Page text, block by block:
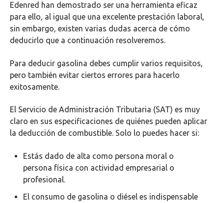
Edenred han demostrado ser una herramienta eficaz
para ello, al igual que una excelente prestación laboral,
sin embargo, existen varias dudas acerca de cómo
deducirlo que a continuación resolveremos.
Para deducir gasolina debes cumplir varios requisitos,
pero también evitar ciertos errores para hacerlo
exitosamente.
El Servicio de Administración Tributaria (SAT) es muy
claro en sus especificaciones de quiénes pueden aplicar
la deducción de combustible. Solo lo puedes hacer si:
Estás dado de alta como persona moral o
persona física con actividad empresarial o
profesional.
El consumo de gasolina o diésel es indispensable